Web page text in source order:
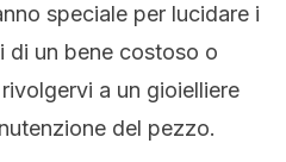
speciale per lucidare i
di un bene costoso o
a un gioielliere
del pezzo.